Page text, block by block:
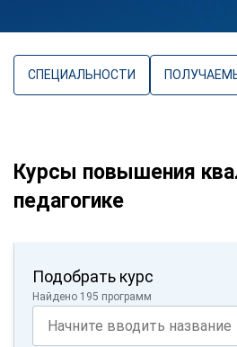
СПЕЦИАЛЬНОСТИ
Курсы повышения
педагогике
Подобрать курс
Найдено 195 программ